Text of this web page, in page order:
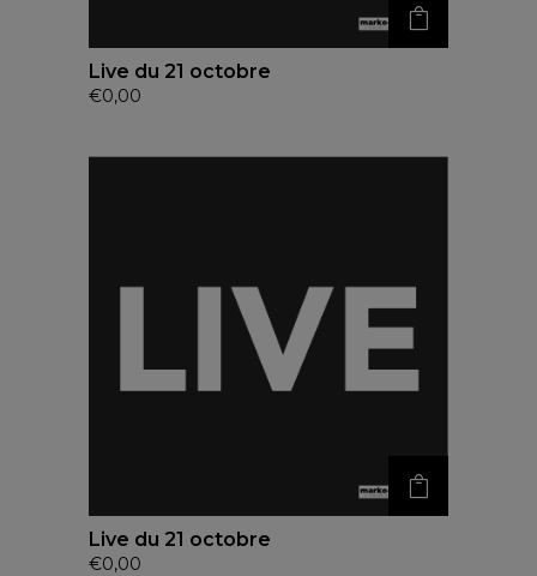
Live du 21 octobre
€0,00
Live du 21 octobre
€0,00